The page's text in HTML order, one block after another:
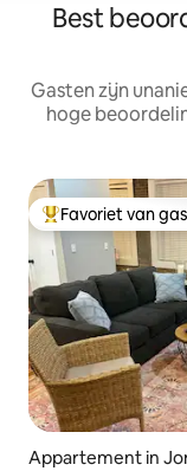
Best
Gasten zijn
hoge
Topfavoriet van
Favoriet van
Appartement in